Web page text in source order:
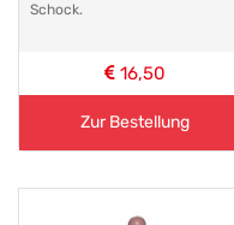
Schock.
16,50
Zur Bestellung